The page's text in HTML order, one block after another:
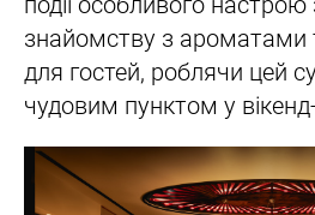
знайомству з ароматами
для гостей, роблячи цей
чудовим пунктом у